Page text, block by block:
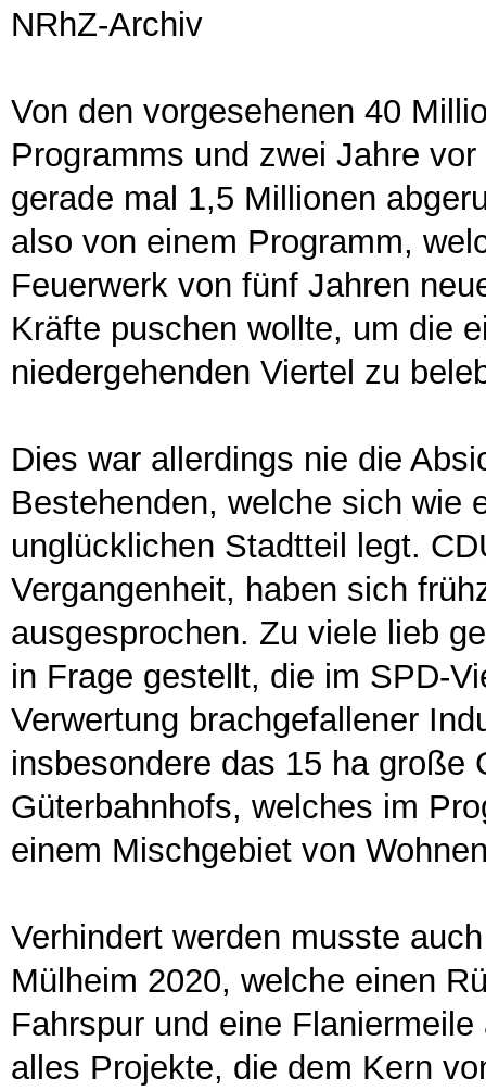
NRhZ-Archiv
Von den vorgesehenen 40
Programms und zwei Jahre
gerade mal 1,5 Millionen
also von einem Programm,
Feuerwerk von fünf Jahren
Kräfte puschen wollte, um die
niedergehenden Viertel zu
Dies war allerdings nie die
Bestehenden, welche sich wie
unglücklichen Stadtteil legt.
Vergangenheit, haben sich
ausgesprochen. Zu viele lieb
in Frage gestellt, die im SPD-
Verwertung brachgefallener
insbesondere das 15 ha große
Güterbahnhofs, welches im
einem Mischgebiet von
Verhindert werden musste
Mülheim 2020, welche einen
Fahrspur und eine
alles Projekte, die dem Kern